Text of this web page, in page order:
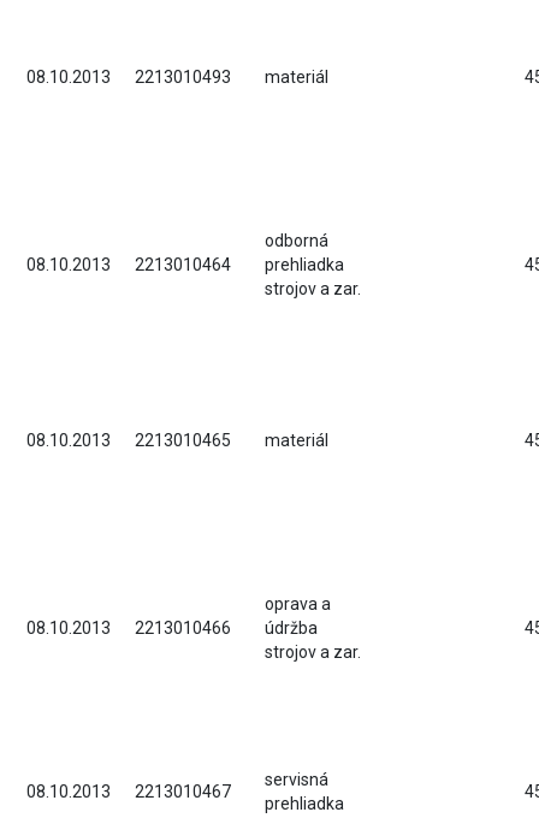
08.10.2013 2213010493 materiál
08.10.2013 2213010464
odborná
prehliadka
strojov a zar.
08.10.2013 2213010465 materiál
08.10.2013 2213010466
oprava a
údržba
strojov a zar.
08.10.2013 2213010467
servisná
prehliadka